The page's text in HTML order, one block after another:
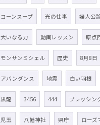
コーンスープ 光の仕事 婦人公
大いなる力 動画レッスン 原点
モンサンミシェル 歴史 8月8日
アバンダンス 地震 白い羽根
黒龍 3456 444 ブレッシン
児玉 八幡神社 県庁 ローズ